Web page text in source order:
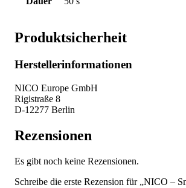
Produktsicherheit
Herstellerinformationen
NICO Europe GmbH
Rigistraße 8
D-12277 Berlin
Rezensionen
Es gibt noch keine Rezensionen.
Schreibe die erste Rezension für „NICO –